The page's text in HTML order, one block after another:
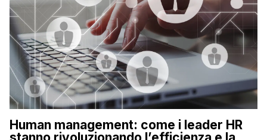
Human management: come i leader HR